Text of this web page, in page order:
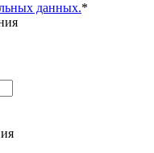
данных.*